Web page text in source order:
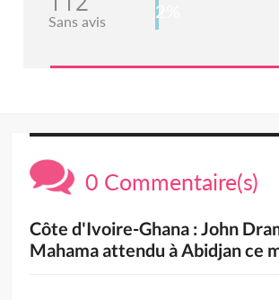
Sans avis 2%
0 Commentaire(s)
Côte d'Ivoire-Ghana : John
Mahama attendu à Abidjan ce